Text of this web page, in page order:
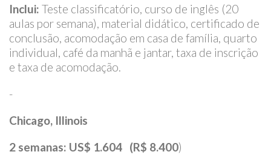
Inclui: Teste classificatório, curso de inglês (20
aulas por semana), material didático, certificado de
conclusão, acomodação em casa de família, quarto
individual, café da manhã e jantar, taxa de inscrição
e taxa de acomodação.
-
Chicago, Illinois
2 semanas: US$ 1.604 (R$ 8.400)